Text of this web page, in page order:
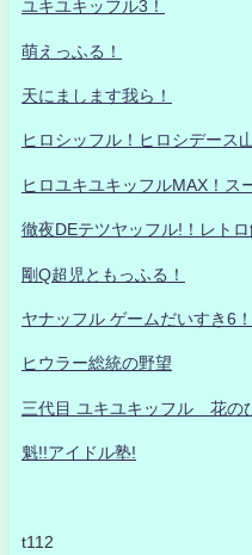
ユキユキッフル3！
萌えっふる！
天にまします我ら！
ヒロシッフル！ヒロシデース
ヒロユキユキッフルMAX！ス
徹夜DEテツヤッフル!！レトロ
剛Q超児ともっふる！
ヤナッフル ゲームだいすき6
ヒウラー総統の野望
三代目 ユキユキッフル 花の
魁!!アイドル塾!
t112